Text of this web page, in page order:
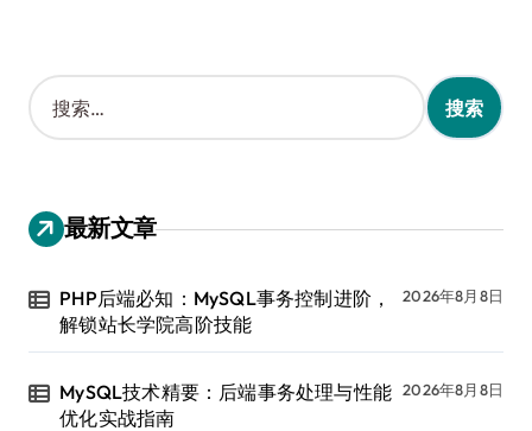
搜
索
：
最新文章
PHP后端必知：MySQL事务控制进阶，
解锁站长学院高阶技能
2026年8月8日
MySQL技术精要：后端事务处理与性能
优化实战指南
2026年8月8日